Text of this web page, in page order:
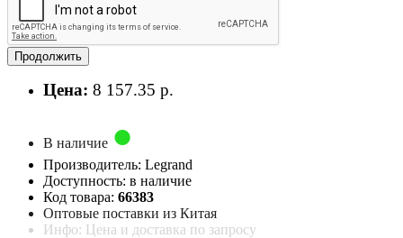
Продолжить
Цена: 8 157.35 р.
В наличие
Производитель: Legrand
Доступность: в наличие
Код товара: 66383
Оптовые поставки из Китая
Инфо: Цена и доставка по запросу